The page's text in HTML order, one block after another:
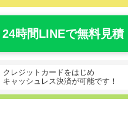
24時間LINEで無料見積
クレジットカードをはじめ
キャッシュレス決済が可能です！